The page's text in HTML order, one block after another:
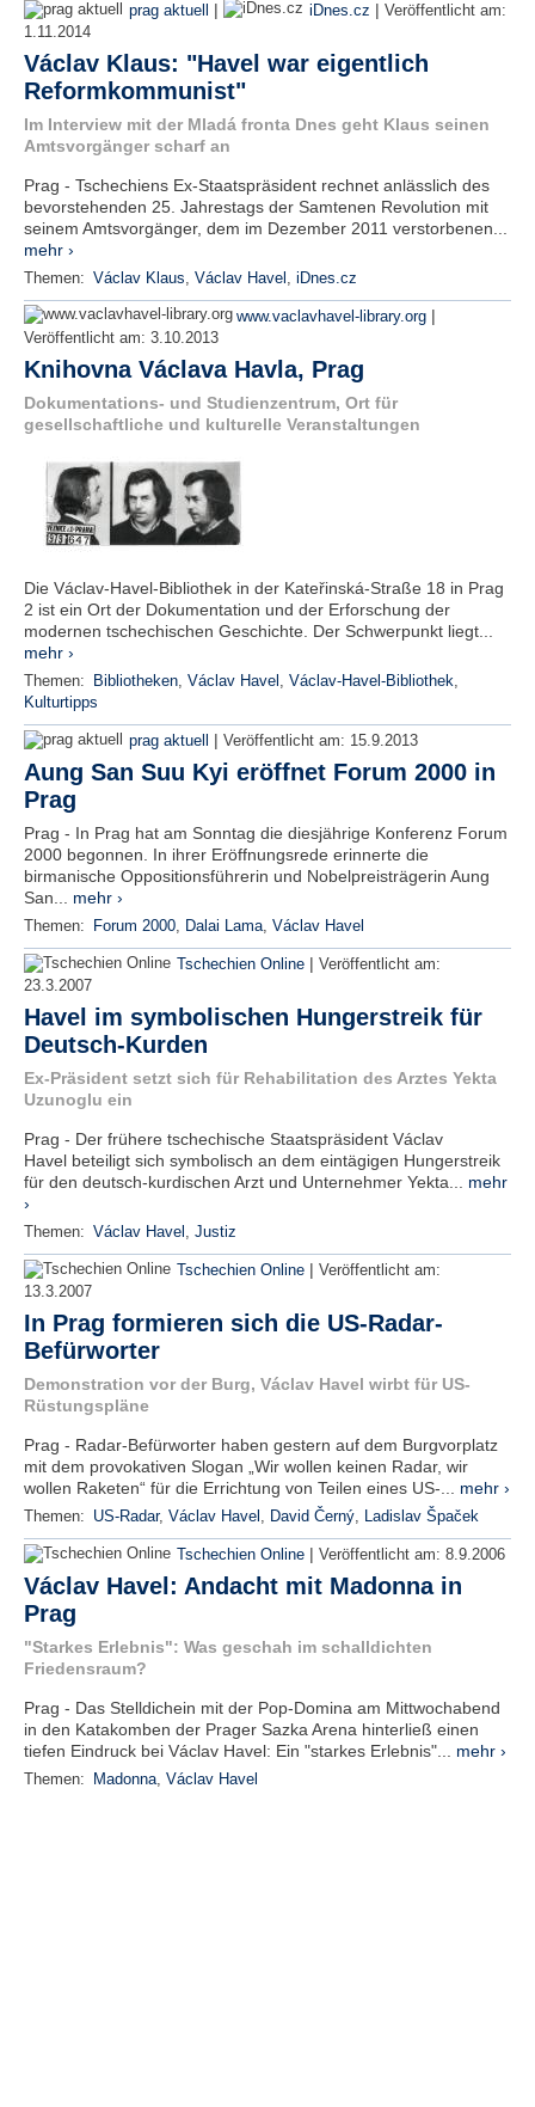
prag aktuell | iDnes.cz | Veröffentlicht am:
1.11.2014
Václav Klaus: "Havel war eigentlich
Reformkommunist"
Im Interview mit der Mladá fronta Dnes geht Klaus seinen
Amtsvorgänger scharf an
Prag - Tschechiens Ex-Staatspräsident rechnet anlässlich des
bevorstehenden 25. Jahrestags der Samtenen Revolution mit
seinem Amtsvorgänger, dem im Dezember 2011 verstorbenen...
mehr ›
Themen: Václav Klaus, Václav Havel , iDnes.cz
www.vaclavhavel-library.org |
Veröffentlicht am: 3.10.2013
Knihovna Václava Havla, Prag
Dokumentations- und Studienzentrum, Ort für
gesellschaftliche und kulturelle Veranstaltungen
Die Václav-Havel-Bibliothek in der Kateřinská-Straße 18 in Prag
2 ist ein Ort der Dokumentation und der Erforschung der
modernen tschechischen Geschichte. Der Schwerpunkt liegt...
mehr ›
Themen: Bibliotheken, Václav Havel , Václav-Havel-Bibliothek,
Kulturtipps
prag aktuell | Veröffentlicht am: 15.9.2013
Aung San Suu Kyi eröffnet Forum 2000 in
Prag
Prag - In Prag hat am Sonntag die diesjährige Konferenz Forum
2000 begonnen. In ihrer Eröffnungsrede erinnerte die
birmanische Oppositionsführerin und Nobelpreisträgerin Aung
San... mehr ›
Themen: Forum 2000, Dalai Lama, Václav Havel
Tschechien Online | Veröffentlicht am:
23.3.2007
Havel im symbolischen Hungerstreik für
Deutsch-Kurden
Ex-Präsident setzt sich für Rehabilitation des Arztes Yekta
Uzunoglu ein
Prag - Der frühere tschechische Staatspräsident Václav
Havel beteiligt sich symbolisch an dem eintägigen Hungerstreik
für den deutsch-kurdischen Arzt und Unternehmer Yekta... mehr
›
Themen: Václav Havel , Justiz
Tschechien Online | Veröffentlicht am:
13.3.2007
In Prag formieren sich die US-Radar-
Befürworter
Demonstration vor der Burg, Václav Havel wirbt für US-
Rüstungspläne
Prag - Radar-Befürworter haben gestern auf dem Burgvorplatz
mit dem provokativen Slogan „Wir wollen keinen Radar, wir
wollen Raketen“ für die Errichtung von Teilen eines US-... mehr ›
Themen: US-Radar, Václav Havel , David Černý, Ladislav Špaček
Tschechien Online | Veröffentlicht am: 8.9.2006
Václav Havel: Andacht mit Madonna in
Prag
"Starkes Erlebnis": Was geschah im schalldichten
Friedensraum?
Prag - Das Stelldichein mit der Pop-Domina am Mittwochabend
in den Katakomben der Prager Sazka Arena hinterließ einen
tiefen Eindruck bei Václav Havel: Ein "starkes Erlebnis"... mehr ›
Themen: Madonna, Václav Havel